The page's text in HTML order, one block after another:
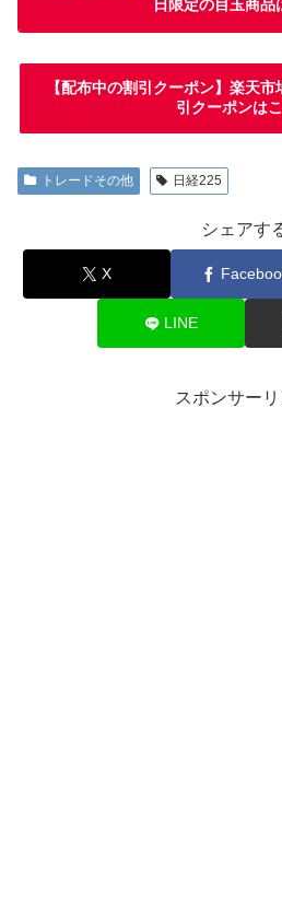
日限定の目玉商品
【配布中の割引クーポン】楽天
引クーポンは
トレードその他 日経225
シェアす
X
LINE
スポンサーリ